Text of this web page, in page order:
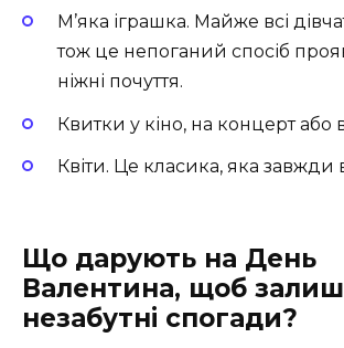
М’яка іграшка. Майже всі
тож це непоганий спосіб
ніжні почуття.
Квитки у кіно, на концерт або
Квіти. Це класика, яка завжди
Що дарують на День
Валентина, щоб
незабутні спогади?